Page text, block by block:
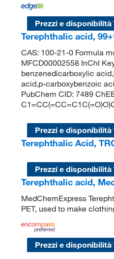
Prezzi e disponibilità
Terephthalic acid,
CAS: 100-21-0 Formula
MFCD00002558 InChI
benzenedicarboxylic
acid,p-carboxybenzoic
PubChem CID: 7489
Prezzi e disponibilità
Terephthalic Acid,
Prezzi e disponibilità
Terephthalic acid,
MedChemExpress
PET, used to make
Prezzi e disponibilità